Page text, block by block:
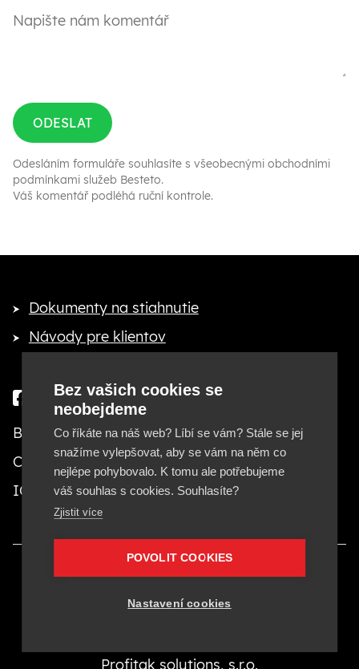
Bez vašich cookies se
neobejdeme
Co říkáte na náš web? Líbí se vám? Stále se jej
snažíme vylepšovat, aby se vám na něm co
nejlépe pohybovalo. K tomu ale potřebujeme
váš souhlas s cookies. Souhlasíte?
Zjistit více
POVOLIT COOKIES
Nastavení cookies
ODESLAT
Odesláním formuláře souhlasíte s všeobecnými obchodními
podmínkami služeb Besteto.
Váš komentář podléhá ruční kontrole.
Dokumenty na stiahnutie
Návody pre klientov
Besteto marketing, s. r. o.
Cejl 20, 602 00 Brno
IČ: 29380553, DIČ: CZ29380553
Provozovatelom stránok Besteto.sk je Besteto
marketing, s. r. o., IČ 29380553.
Profitak solutions, s.r.o.